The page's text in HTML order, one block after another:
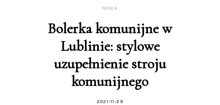
MODA
Bolerka komunijne w
Lublinie: stylowe
uzupełnienie stroju
komunijnego
2021-11-29